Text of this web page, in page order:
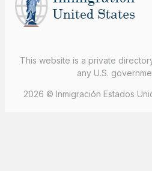
This website is a private
any U.S.
2026 © Inmigración Estados